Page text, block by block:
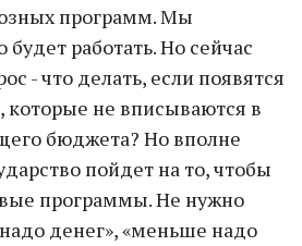
программ. Мы
работать. Но сейчас
- что делать, если появятся
не вписываются в
бюджета? Но вполне
пойдет на то, чтобы
программы. Не нужно
денег», «меньше надо